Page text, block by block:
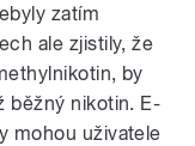
zatím
ale zjistily, že
by
běžný nikotin. E-
mohou uživatele